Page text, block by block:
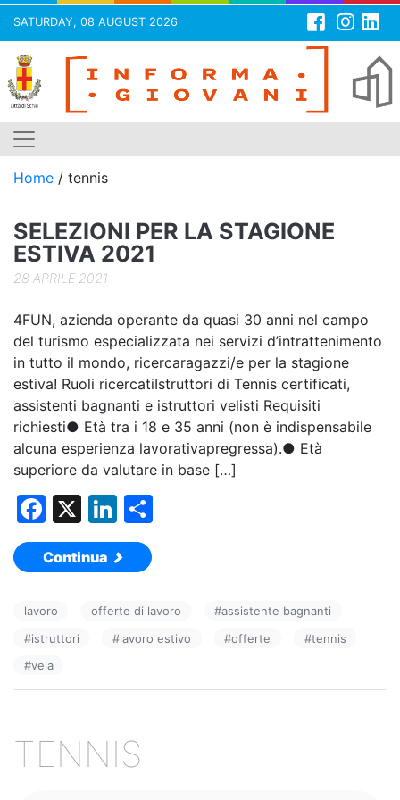
SATURDAY, 08 AUGUST 2026
Skip
content
Home / tennis
SELEZIONI PER LA STAGIONE
ESTIVA 2021
28 APRILE 2021
4FUN, azienda operante da quasi 30 anni nel campo
del turismo especializzata nei servizi d’intrattenimento
in tutto il mondo, ricercaragazzi/e per la stagione
estiva! Ruoli ricercatiIstruttori di Tennis certificati,
assistenti bagnanti e istruttori velisti Requisiti
richiesti● Età tra i 18 e 35 anni (non è indispensabile
alcuna esperienza lavorativapregressa).● Età
superiore da valutare in base […]
F
a
c
b
o
o
X
Li
n
k
dI
n
vi
di
Continua
lavoro offerte di lavoro #assistente bagnanti
#istruttori #lavoro estivo #offerte #tennis
#vela
TENNIS